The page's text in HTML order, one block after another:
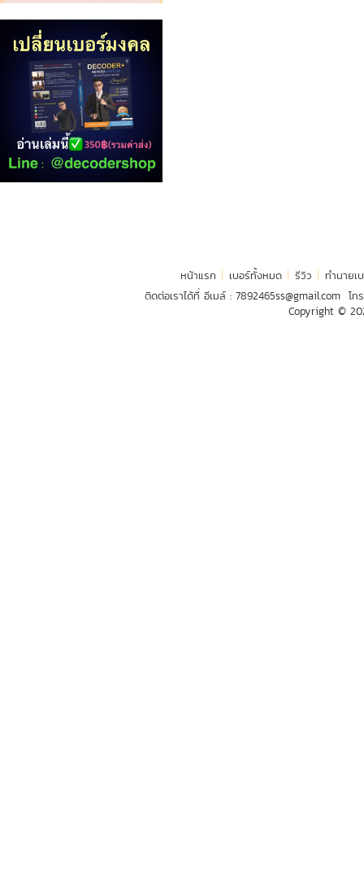
หน้าแรก เบอร์ทั้งหมด รีวิว
ทำนายเ
ติดต่อเราได้ที่ อีเมล์ : 7892465ss@gmail.com โท
Copyright ©